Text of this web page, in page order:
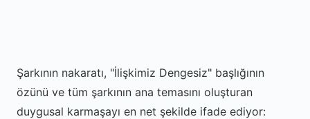
Şarkının nakaratı, "İlişkimiz Dengesiz" başlığının
özünü ve tüm şarkının ana temasını oluşturan
duygusal karmaşayı en net şekilde ifade ediyor: